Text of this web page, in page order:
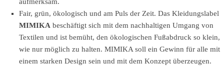
aufmerksam.
Fair, grün, ökologisch und am Puls der Zeit. Das Kleidungslabel
MIMIKA beschäftigt sich mit dem nachhaltigen Umgang von
Textilen und ist bemüht, den ökologischen Fußabdruck so klein,
wie nur möglich zu halten. MIMIKA soll ein Gewinn für alle mit
einem starken Design sein und mit dem Konzept überzeugen.